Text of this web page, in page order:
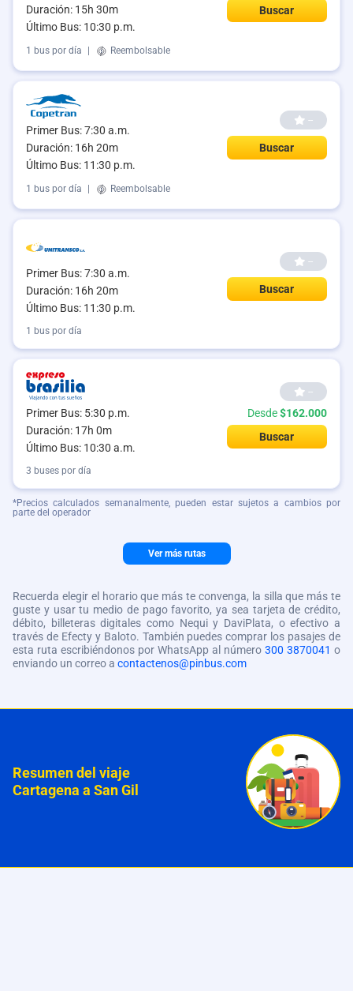
Duración: 15h 30m
Último Bus: 10:30 p.m.
Buscar
1 bus por día Reembolsable
Primer Bus: 7:30 a.m.
Duración: 16h 20m
Último Bus: 11:30 p.m.
--
Buscar
1 bus por día Reembolsable
Primer Bus: 7:30 a.m.
Duración: 16h 20m
Último Bus: 11:30 p.m.
--
Buscar
1 bus por día
Primer Bus: 5:30 p.m.
Duración: 17h 0m
Último Bus: 10:30 a.m.
--
Desde$162.000
Buscar
3 buses por día
*Precios calculados semanalmente, pueden estar sujetos a cambios por
parte del operador
Ver más rutas
Recuerda elegir el horario que más te convenga, la silla que más te
guste y usar tu medio de pago favorito, ya sea tarjeta de crédito,
débito, billeteras digitales como Nequi y DaviPlata, o efectivo a
través de Efecty y Baloto. También puedes comprar los pasajes de
esta ruta escribiéndonos por WhatsApp al número 300 3870041 o
enviando un correo a contactenos@pinbus.com
Resumen del viaje
Cartagena a San Gil